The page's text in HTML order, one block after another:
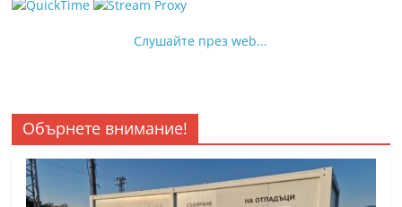
Слушайте през web...
Обърнете внимание!